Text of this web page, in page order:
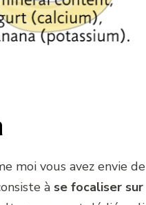
moi vous avez envie de
à se focaliser sur